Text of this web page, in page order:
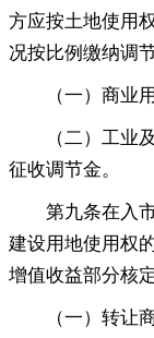
方应按土地使用
况按比例缴纳调
（一）商业用
（二）工业及
征收调节金。
第九条在入市
建设用地使用权
增值收益部分核
（一）转让商